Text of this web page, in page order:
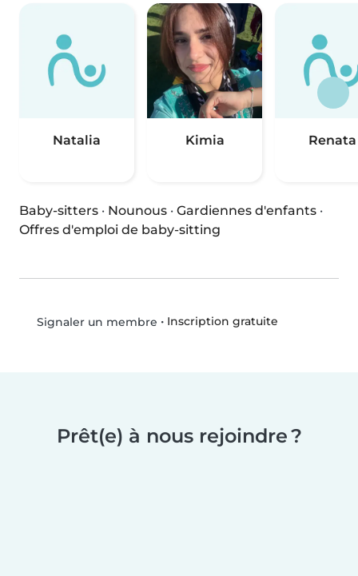
Natalia Kimia Renata
Baby-sitters · Nounous · Gardiennes d'enfants ·
Offres d'emploi de baby-sitting
Signaler un membre • Inscription gratuite
Prêt(e) à nous rejoindre ?